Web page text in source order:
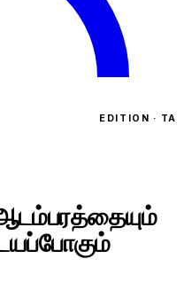
EDITION · TA